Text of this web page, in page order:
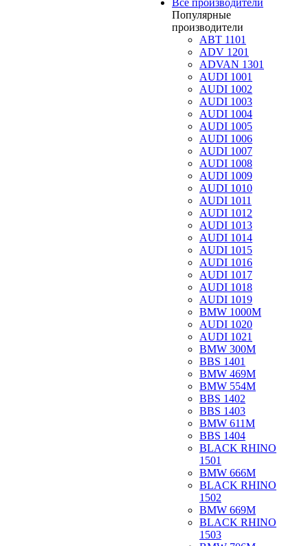
Все производители
Популярные
производители
ABT 1101
ADV 1201
ADVAN 1301
AUDI 1001
AUDI 1002
AUDI 1003
AUDI 1004
AUDI 1005
AUDI 1006
AUDI 1007
AUDI 1008
AUDI 1009
AUDI 1010
AUDI 1011
AUDI 1012
AUDI 1013
AUDI 1014
AUDI 1015
AUDI 1016
AUDI 1017
AUDI 1018
AUDI 1019
BMW 1000M
AUDI 1020
AUDI 1021
BMW 300M
BBS 1401
BMW 469M
BMW 554M
BBS 1402
BBS 1403
BMW 611M
BBS 1404
BLACK RHINO
1501
BMW 666M
BLACK RHINO
1502
BMW 669M
BLACK RHINO
1503